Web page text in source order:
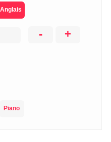
Anglais
- +
Piano